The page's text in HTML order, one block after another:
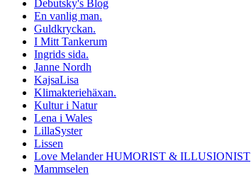
Debutsky's Blog
En vanlig man.
Guldkryckan.
I Mitt Tankerum
Ingrids sida.
Janne Nordh
KajsaLisa
Klimakteriehäxan.
Kultur i Natur
Lena i Wales
LillaSyster
Lissen
Love Melander HUMORIST & ILLUSIONIST
Mammselen